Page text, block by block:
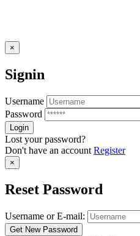
×
Signin
Username
Password
Lost your password?
Don't have an account Register
×
Reset Password
Username or E-mail: